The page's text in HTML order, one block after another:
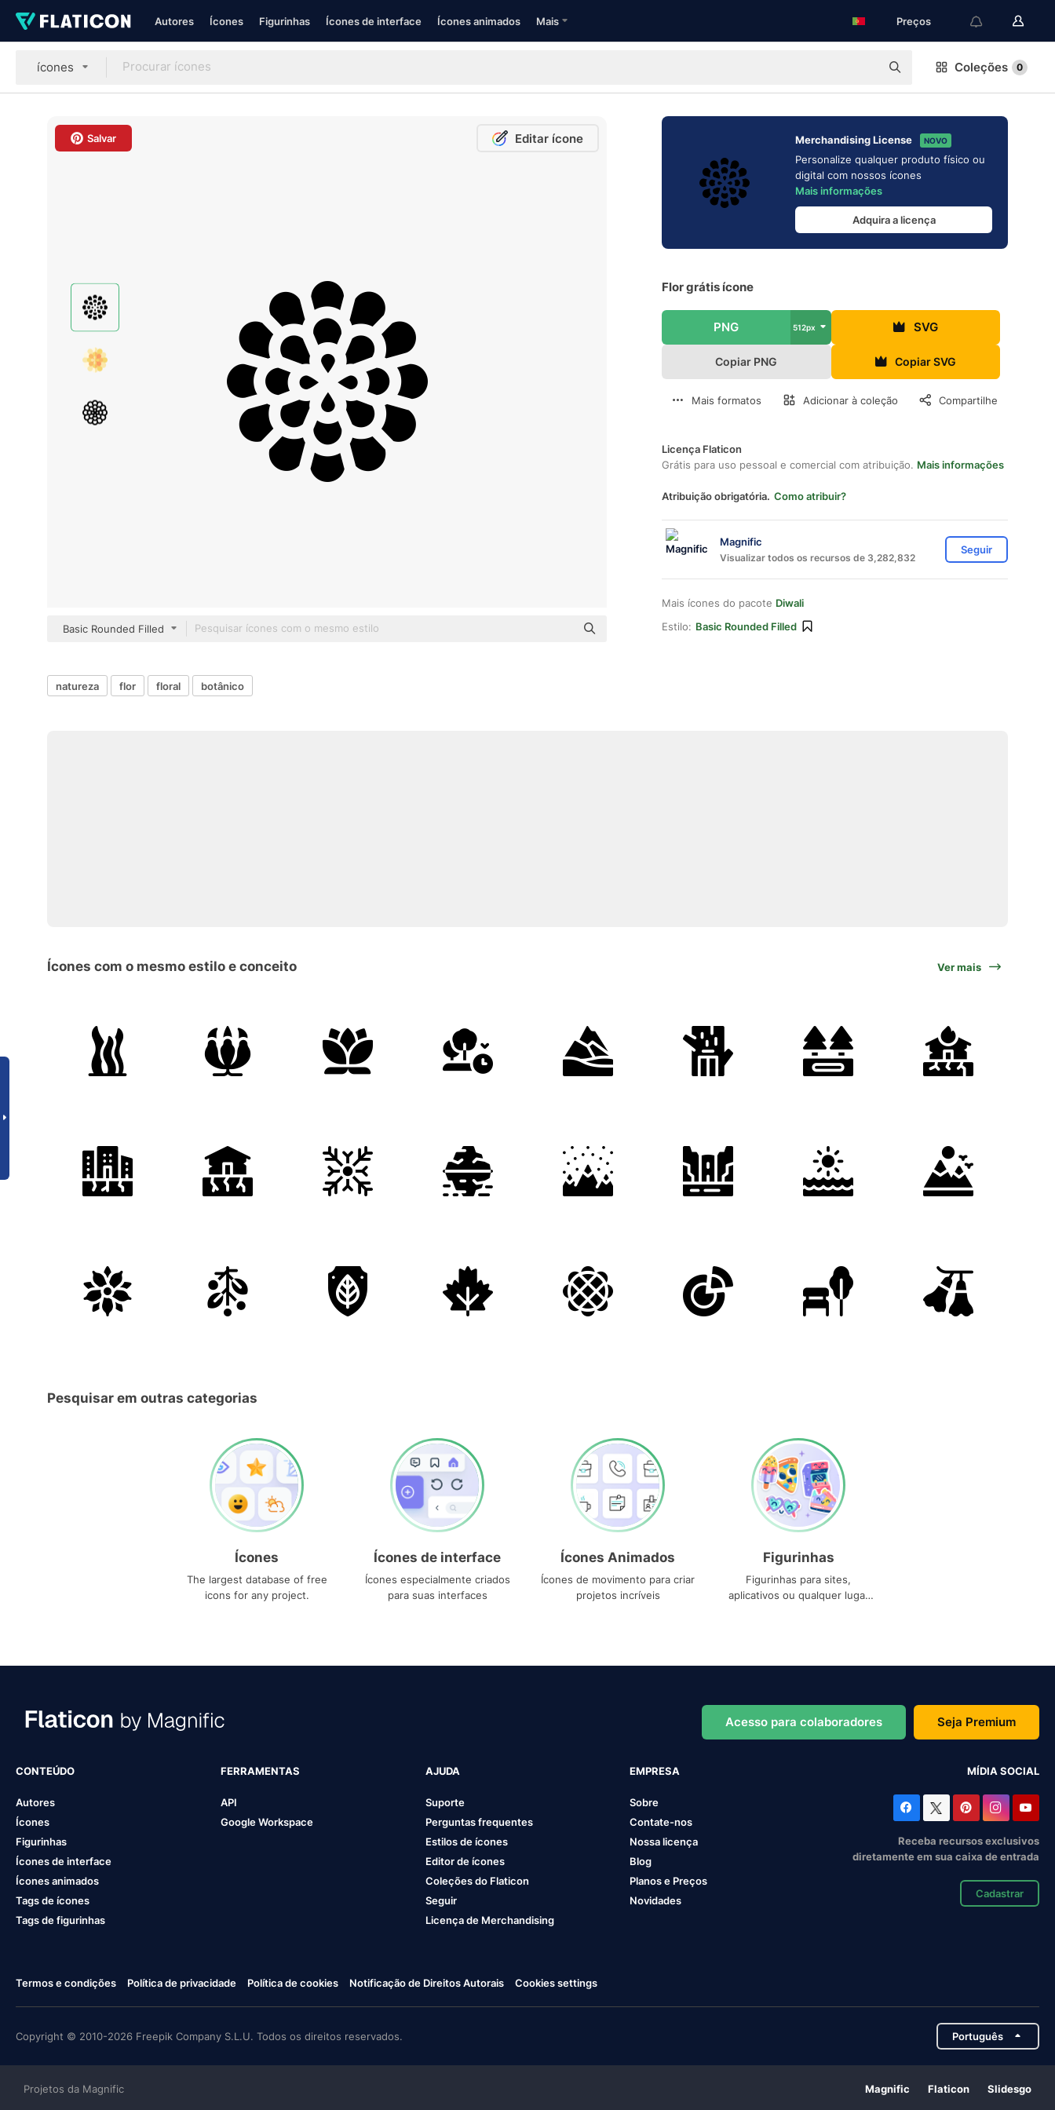
Autores Ícones Figurinhas Ícones de interface Ícones animados Mais Preços
ícones Coleções 0
Salvar Editar ícone
Basic Rounded Filled
Merchandising License NOVO
Personalize qualquer produto físico ou
digital com nossos ícones
Mais informações
Adquira a licença
Flor grátis ícone
PNG 512px SVG
Copiar PNG Copiar SVG
Mais formatos Adicionar à coleção Compartilhe
Licença Flaticon
Grátis para uso pessoal e comercial com atribuição. Mais informações
Atribuição obrigatória. Como atribuir?
Magnific
Visualizar todos os recursos de 3,282,832
Seguir
Mais ícones do pacote Diwali
Estilo: Basic Rounded Filled
natureza flor floral botânico
Ícones com o mesmo estilo e conceito Ver mais
Pesquisar em outras categorias
Ícones
The largest database of free
icons for any project.
Ícones de interface
Ícones especialmente criados
para suas interfaces
Ícones Animados
Ícones de movimento para criar
projetos incríveis
Figurinhas
Figurinhas para sites,
aplicativos ou qualquer lugar
Acesso para colaboradores Seja Premium
CONTEÚDO
Autores
Ícones
Figurinhas
Ícones de interface
Ícones animados
Tags de ícones
Tags de figurinhas
FERRAMENTAS
API
Google Workspace
AJUDA
Suporte
Perguntas frequentes
Estilos de ícones
Editor de ícones
Coleções do Flaticon
Seguir
Licença de Merchandising
EMPRESA
Sobre
Contate-nos
Nossa licença
Blog
Planos e Preços
Novidades
MÍDIA SOCIAL
Receba recursos exclusivos
diretamente em sua caixa de entrada
Cadastrar
Termos e condições Política de privacidade Política de cookies Notificação de Direitos Autorais Cookies settings
Copyright © 2010-2026 Freepik Company S.L.U. Todos os direitos reservados. Português
Projetos da Magnific Magnific Flaticon Slidesgo